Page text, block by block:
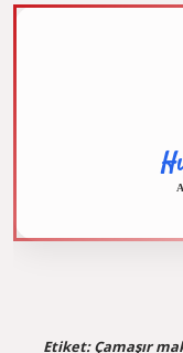
Etiket:Çamaşır